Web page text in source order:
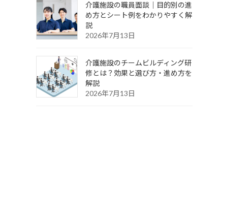
介護施設の職員面談｜目的別の進
め方とシート例をわかりやすく解
説
2026年7月13日
介護施設のチームビルディング研
修とは？効果と選び方・進め方を
解説
2026年7月13日